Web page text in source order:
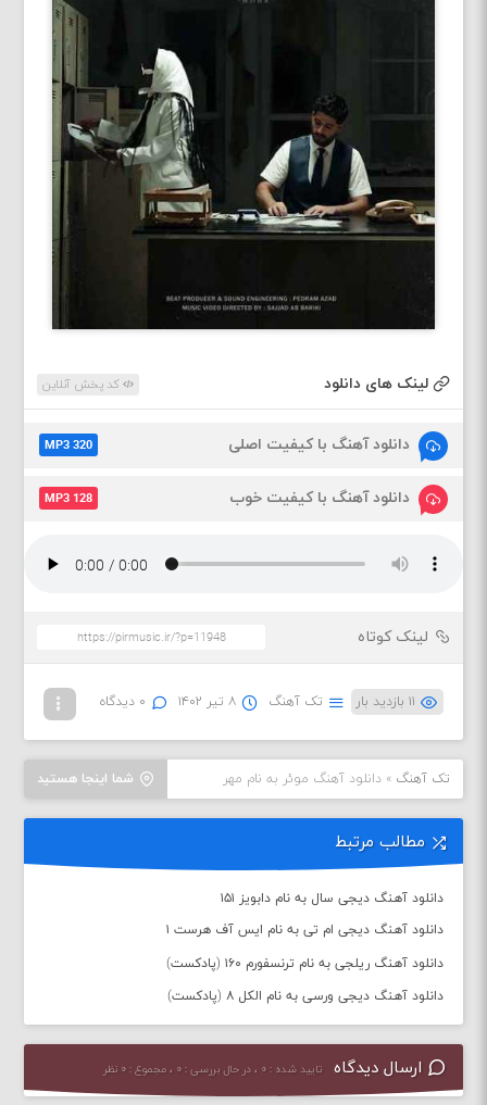
لینک های دانلود کد پخش آنلاین
دانلود آهنگ با کیفیت اصلی MP3 320
دانلود آهنگ با کیفیت خوب MP3 128
لینک کوتاه
۱۱ بازدید بار تک آهنگ ۸ تیر ۱۴۰۲ ۰ دیدگاه
شما اینجا هستید تک آهنگ »دانلود آهنگ موئر به نام مهر
مطالب مرتبط
دانلود آهنگ دیجی سال به نام دابویز ۱۵۱
دانلود آهنگ دیجی ام تی به نام ایس آف هرست ۱
دانلود آهنگ ریلجی به نام ترنسفورم ۱۶۰ (پادکست)
دانلود آهنگ دیجی ورسی به نام الکل ۸ (پادکست)
ارسال دیدگاه تایید شده : ۰ ، در حال بررسی : ۰ ، مجموع : ۰ نظر